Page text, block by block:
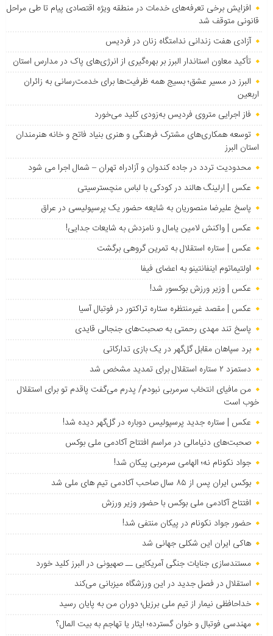
افزایش برخی تعرفه‌های خدمات در منطقه ویژه اقتصادی پیام تا طی مراحل
قانونی متوقف شد
آزادی هفت زندانی ندامتگاه زنان در فردیس
تأکید معاون استاندار البرز بر بهره‌گیری از انرژی‌های پاک در مدارس استان
البرز در مسیر عشق؛ بسیج همه ظرفیت‌ها برای خدمت‌رسانی به زائران
اربعین
فاز اجرایی متروی فردیس به‌زودی کلید می‌خورد
توسعه همکاری‌های مشترک فرهنگی و هنری بنیاد فاتح و خانه هنرمندان
استان البرز
محدودیت تردد در جاده کندوان و آزادراه تهران – شمال اجرا می شود
عکس | ارلینگ هالند در کودکی با لباس منچسترسیتی
پاسخ علیرضا منصوریان به شایعه حضور یک پرسپولیسی در عراق
عکس | واکنش لامین یامال و نامزدش به شایعات جدایی!
عکس | ستاره استقلال به تمرین گروهی برگشت
اولتیماتوم اینفانتینو به اعضای فیفا
عکس | وزیر ورزش بوکسور شد!
عکس | مقصد غیرمنتظره ستاره تراکتور در فوتبال آسیا
پاسخ تند مهدی رحمتی به صحبت‌های جنجالی قایدی
برد سپاهان مقابل گل‌گهر در یک بازی تدارکاتی
دستمزد ۲ ستاره استقلال برای تمدید مشخص شد
من مافیای انتخاب سرمربی نبودم/ پدرم می‌گفت پاقدم تو برای استقلال
خوب است
عکس | ستاره جدید پرسپولیس دوباره در گل‌گهر دیده شد!
صحبت‌های دنیامالی در مراسم افتتاح آکادمی ملی بوکس
جواد نکونام نه؛ الهامی سرمربی پیکان شد!
بوکس ایران پس از ۸۵ سال صاحب آکادمی تیم های ملی شد
افتتاح آکادمی ملی بوکس با حضور وزیر ورزش
حضور جواد نکونام در پیکان منتفی شد!
هاکی ایران این شکلی جهانی شد
مستندسازی جنایات جنگی آمریکایی ــ صهیونی در البرز کلید خورد
استقلال در فصل جدید در این ورزشگاه میزبانی می‌کند
خداحافظی نیمار از تیم ملی برزیل؛ دوران من به پایان رسید
مهندسی فوتبال و خوان گسترده؛ ایثار یا تهاجم به بیت المال؟